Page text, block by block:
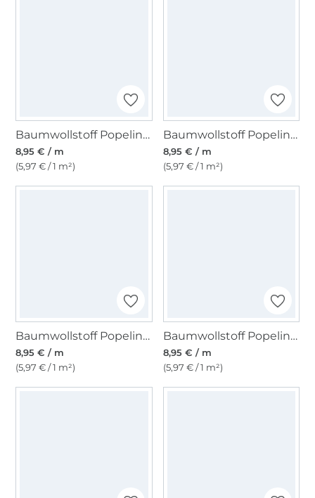
Baumwollstoff Popeline hellrosa
8,95 € / m
(5,97 € / 1 m²)
Baumwollstoff Popeline hellmint
8,95 € / m
(5,97 € / 1 m²)
Baumwollstoff Popeline, hellblau
8,95 € / m
(5,97 € / 1 m²)
Baumwollstoff Popeline lavendel
8,95 € / m
(5,97 € / 1 m²)